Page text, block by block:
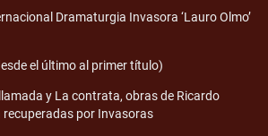
Dramaturgia Invasora ‘Lauro Olmo’
el último al primer título)
y La contrata, obras de Ricardo
recuperadas por Invasoras